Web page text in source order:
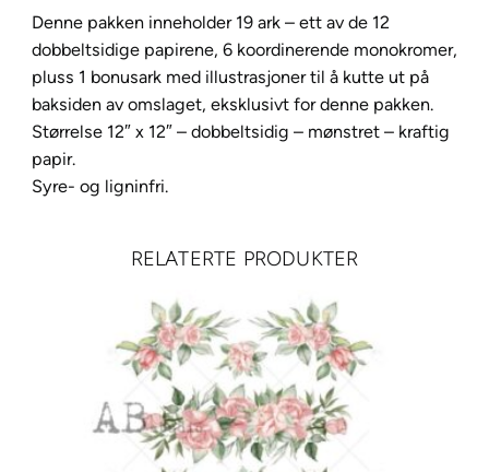
Denne pakken inneholder 19 ark – ett av de 12
dobbeltsidige papirene, 6 koordinerende monokromer,
pluss 1 bonusark med illustrasjoner til å kutte ut på
baksiden av omslaget, eksklusivt for denne pakken.
Størrelse 12″ x 12″ – dobbeltsidig – mønstret – kraftig
papir.
Syre- og ligninfri.
RELATERTE PRODUKTER